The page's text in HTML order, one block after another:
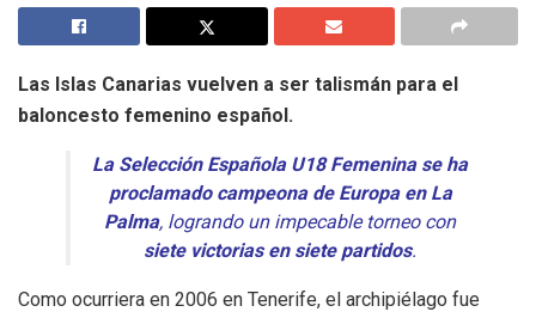
Las Islas Canarias vuelven a ser talismán para el
baloncesto femenino español.
La Selección Española U18 Femenina se ha
proclamado campeona de Europa en La
Palma, logrando un impecable torneo con
siete victorias en siete partidos.
Como ocurriera en 2006 en Tenerife, el archipiélago fue